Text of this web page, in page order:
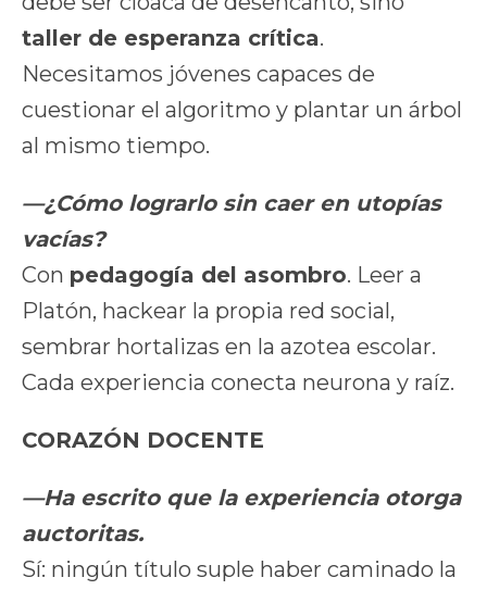
taller de esperanza crítica.
Necesitamos jóvenes capaces de
cuestionar el algoritmo y plantar un árbol
al mismo tiempo.
—¿Cómo lograrlo sin caer en utopías
vacías?
Con pedagogía del asombro. Leer a
Platón, hackear la propia red social,
sembrar hortalizas en la azotea escolar.
Cada experiencia conecta neurona y raíz.
CORAZÓN DOCENTE
—Ha escrito que la experiencia otorga
auctoritas.
Sí: ningún título suple haber caminado la